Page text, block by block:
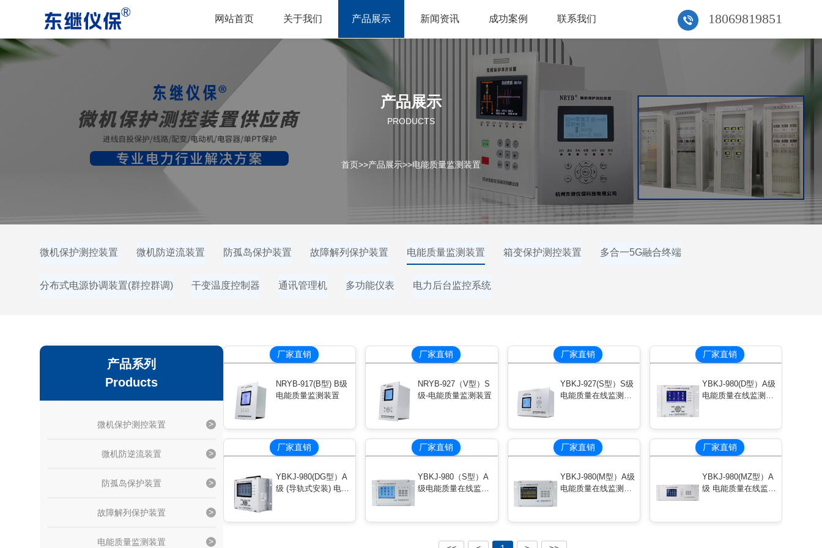
18069819851
网站首页 关于我们 产品展示 新闻资讯 成功案例 联系我们
产品展示
PRODUCTS
首页>>产品展示>>电能质量监测装置
微机保护测控装置 微机防逆流装置 防孤岛保护装置 故障解列保护装置 电能质量监测装置 箱变保护测控装置 多合一5G融合终端
分布式电源协调装置(群控群调) 干变温度控制器 通讯管理机 多功能仪表 电力后台监控系统
产品系列
Products
微机保护测控装置
微机防逆流装置
防孤岛保护装置
故障解列保护装置
电能质量监测装置
厂家直销
NRYB-917(B型) B级
电能质量监测装置
厂家直销
NRYB-927（V型）S
级-电能质量监测装置
厂家直销
YBKJ-927(S型）S级
电能质量在线监测装
厂家直销
YBKJ-980(D型）A级
电能质量在线监测装
厂家直销
YBKJ-980(DG型）A
级 (导轨式安装) 电能
厂家直销
YBKJ-980（S型）A
级电能质量在线监测
厂家直销
YBKJ-980(M型）A级
电能质量在线监测装
厂家直销
YBKJ-980(MZ型）A
级 电能质量在线监测